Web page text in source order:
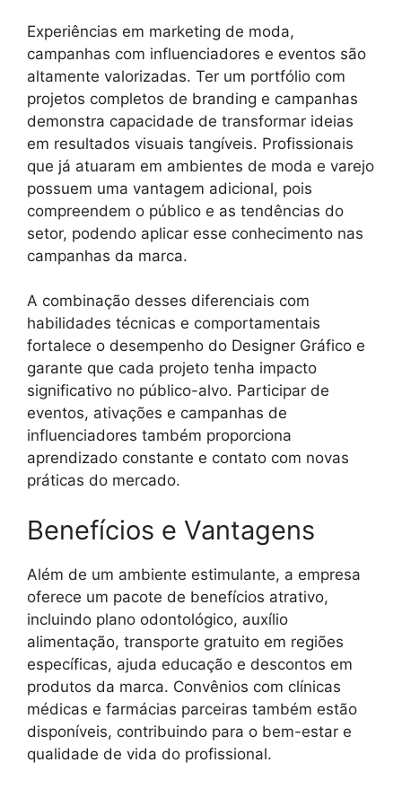
Experiências em marketing de moda,
campanhas com influenciadores e eventos são
altamente valorizadas. Ter um portfólio com
projetos completos de branding e campanhas
demonstra capacidade de transformar ideias
em resultados visuais tangíveis. Profissionais
que já atuaram em ambientes de moda e varejo
possuem uma vantagem adicional, pois
compreendem o público e as tendências do
setor, podendo aplicar esse conhecimento nas
campanhas da marca.
A combinação desses diferenciais com
habilidades técnicas e comportamentais
fortalece o desempenho do Designer Gráfico e
garante que cada projeto tenha impacto
significativo no público-alvo. Participar de
eventos, ativações e campanhas de
influenciadores também proporciona
aprendizado constante e contato com novas
práticas do mercado.
Benefícios e Vantagens
Além de um ambiente estimulante, a empresa
oferece um pacote de benefícios atrativo,
incluindo plano odontológico, auxílio
alimentação, transporte gratuito em regiões
específicas, ajuda educação e descontos em
produtos da marca. Convênios com clínicas
médicas e farmácias parceiras também estão
disponíveis, contribuindo para o bem-estar e
qualidade de vida do profissional.